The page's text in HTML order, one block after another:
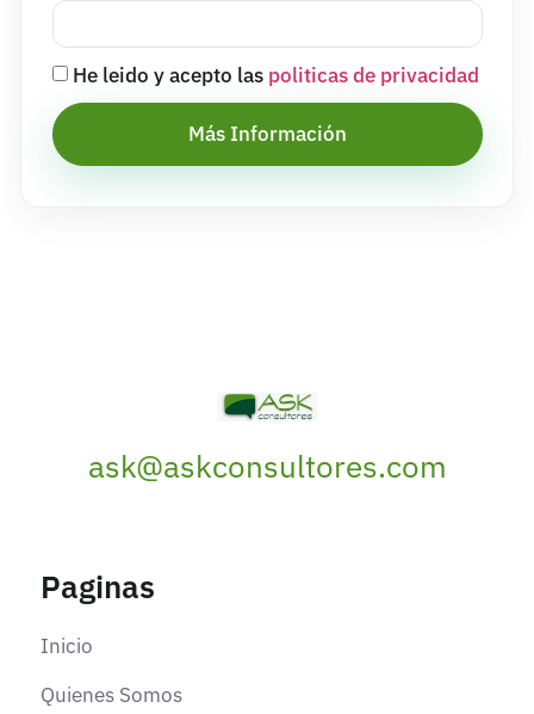
He leido y acepto las politicas de privacidad
Más Información
ask@askconsultores.com
Paginas
Inicio
Quienes Somos